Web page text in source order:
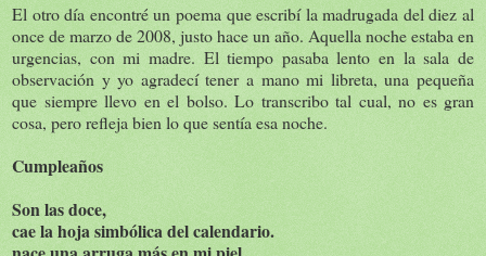
El otro día encontré un poema que escribí la madrugada del diez al
once de marzo de 2008, justo hace un año. Aquella noche estaba en
urgencias, con mi madre. El tiempo pasaba lento en la sala de
observación y yo agradecí tener a mano mi libreta, una pequeña
que siempre llevo en el bolso. Lo transcribo tal cual, no es gran
cosa, pero refleja bien lo que sentía esa noche.
Cumpleaños
Son las doce,
cae la hoja simbólica del calendario.